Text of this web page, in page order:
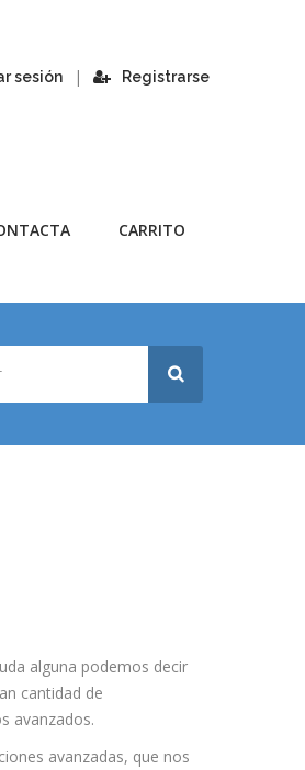
sesión | Registrarse
CARRITO
alguna podemos decir
cantidad de
avanzados.
avanzadas, que nos